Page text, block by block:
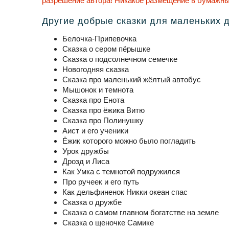
Другие добрые сказки для маленьких
Белочка-Припевочка
Сказка о сером пёрышке
Сказка о подсолнечном семечке
Новогодняя сказка
Сказка про маленький жёлтый автобус
Мышонок и темнота
Сказка про Енота
Сказка про ёжика Витю
Сказка про Полинушку
Аист и его ученики
Ёжик которого можно было погладить
Урок дружбы
Дрозд и Лиса
Как Умка с темнотой подружился
Про ручеек и его путь
Как дельфиненок Никки океан спас
Сказка о дружбе
Сказка о самом главном богатстве на земле
Сказка о щеночке Самике